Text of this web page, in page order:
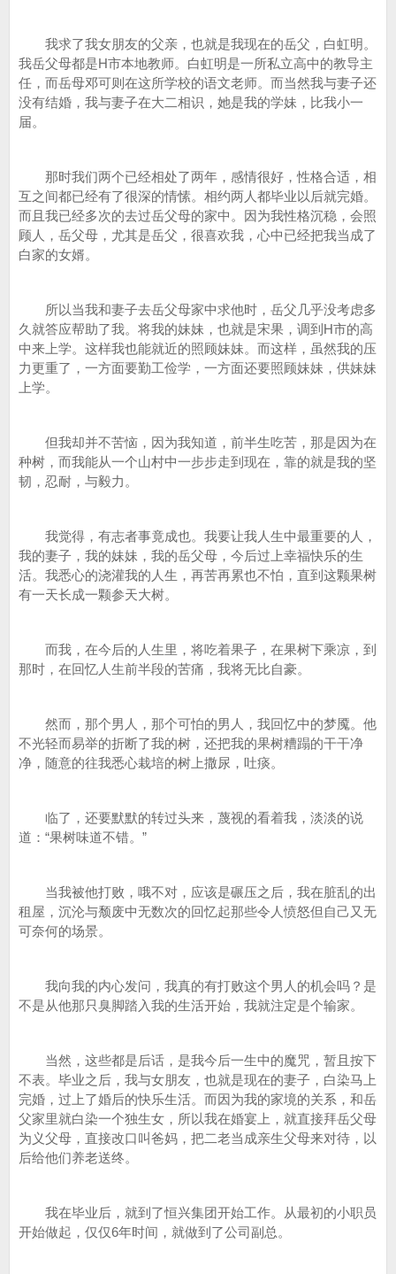
我求了我女朋友的父亲，也就是我现在的岳父，白虹明。
我岳父母都是H市本地教师。白虹明是一所私立高中的教导主
任，而岳母邓可则在这所学校的语文老师。而当然我与妻子还
没有结婚，我与妻子在大二相识，她是我的学妹，比我小一
届。
那时我们两个已经相处了两年，感情很好，性格合适，相
互之间都已经有了很深的情愫。相约两人都毕业以后就完婚。
而且我已经多次的去过岳父母的家中。因为我性格沉稳，会照
顾人，岳父母，尤其是岳父，很喜欢我，心中已经把我当成了
白家的女婿。
所以当我和妻子去岳父母家中求他时，岳父几乎没考虑多
久就答应帮助了我。将我的妹妹，也就是宋果，调到H市的高
中来上学。这样我也能就近的照顾妹妹。而这样，虽然我的压
力更重了，一方面要勤工俭学，一方面还要照顾妹妹，供妹妹
上学。
但我却并不苦恼，因为我知道，前半生吃苦，那是因为在
种树，而我能从一个山村中一步步走到现在，靠的就是我的坚
韧，忍耐，与毅力。
我觉得，有志者事竟成也。我要让我人生中最重要的人，
我的妻子，我的妹妹，我的岳父母，今后过上幸福快乐的生
活。我悉心的浇灌我的人生，再苦再累也不怕，直到这颗果树
有一天长成一颗参天大树。
而我，在今后的人生里，将吃着果子，在果树下乘凉，到
那时，在回忆人生前半段的苦痛，我将无比自豪。
然而，那个男人，那个可怕的男人，我回忆中的梦魇。他
不光轻而易举的折断了我的树，还把我的果树糟蹋的干干净
净，随意的往我悉心栽培的树上撒尿，吐痰。
临了，还要默默的转过头来，蔑视的看着我，淡淡的说
道：“果树味道不错。”
当我被他打败，哦不对，应该是碾压之后，我在脏乱的出
租屋，沉沦与颓废中无数次的回忆起那些令人愤怒但自己又无
可奈何的场景。
我向我的内心发问，我真的有打败这个男人的机会吗？是
不是从他那只臭脚踏入我的生活开始，我就注定是个输家。
当然，这些都是后话，是我今后一生中的魔咒，暂且按下
不表。毕业之后，我与女朋友，也就是现在的妻子，白染马上
完婚，过上了婚后的快乐生活。而因为我的家境的关系，和岳
父家里就白染一个独生女，所以我在婚宴上，就直接拜岳父母
为义父母，直接改口叫爸妈，把二老当成亲生父母来对待，以
后给他们养老送终。
我在毕业后，就到了恒兴集团开始工作。从最初的小职员
开始做起，仅仅6年时间，就做到了公司副总。